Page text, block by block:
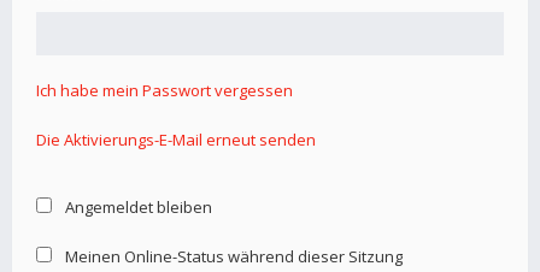
Ich habe mein Passwort vergessen
Die Aktivierungs-E-Mail erneut senden
Angemeldet bleiben
Meinen Online-Status während dieser Sitzung